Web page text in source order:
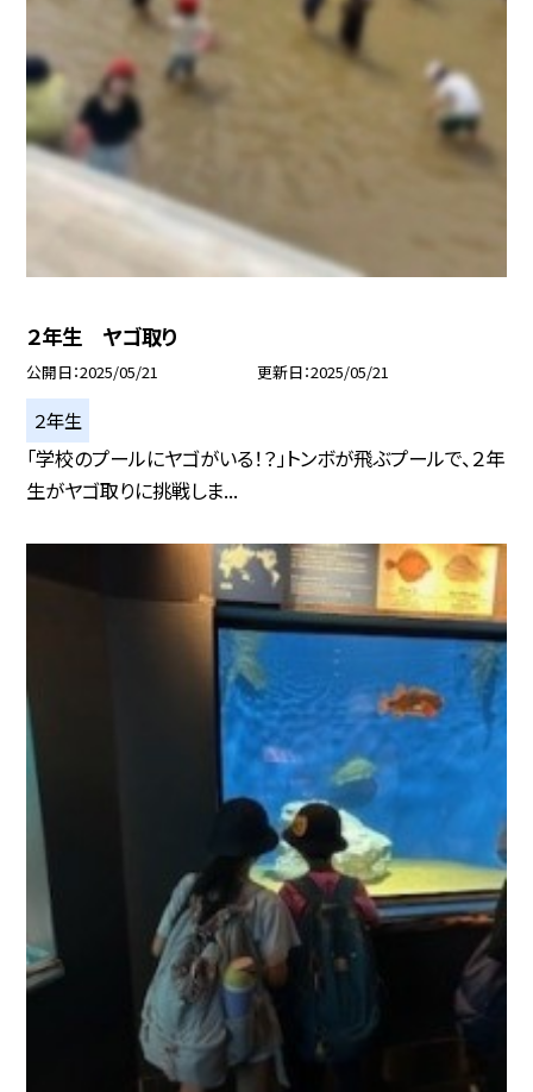
２年生 ヤゴ取り
公開日 2025/05/21 更新日 2025/05/21
２年生
「学校のプールにヤゴがいる！？」トンボが飛ぶプールで、２年
生がヤゴ取りに挑戦しま...